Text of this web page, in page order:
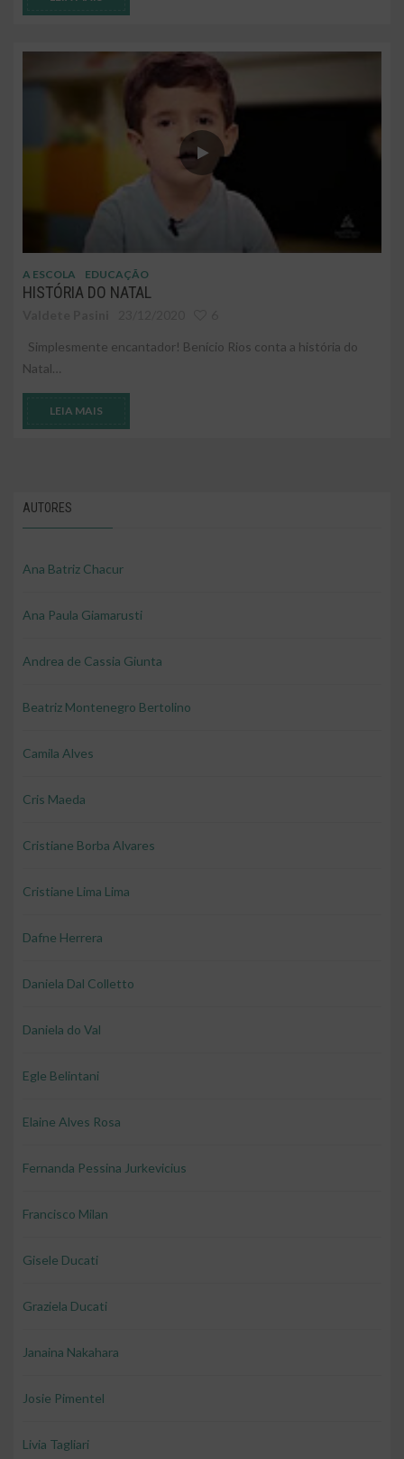
A ESCOLA EDUCAÇÃO
HISTÓRIA DO NATAL
Simplesmente encantador! Benício Rios conta a história do
Natal…
LEIA MAIS
AUTORES
Ana Batriz Chacur
Ana Paula Giamarusti
Andrea de Cassia Giunta
Beatriz Montenegro Bertolino
Camila Alves
Cris Maeda
Cristiane Borba Alvares
Cristiane Lima Lima
Dafne Herrera
Daniela Dal Colletto
Daniela do Val
Egle Belintani
Elaine Alves Rosa
Fernanda Pessina Jurkevicius
Francisco Milan
Gisele Ducati
Graziela Ducati
Janaina Nakahara
Josie Pimentel
Livia Tagliari